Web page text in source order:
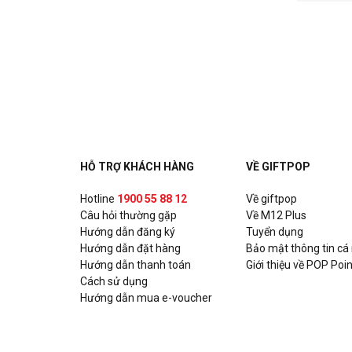
HỖ TRỢ KHÁCH HÀNG
Hotline 1900 55 88 12
Câu hỏi thường gặp
Hướng dẫn đăng ký
Hướng dẫn đặt hàng
Hướng dẫn thanh toán
Cách sử dụng
Hướng dẫn mua e-voucher
VỀ GIFTPOP
Về giftpop
Về M12 Plus
Tuyển dụng
Bảo mật thông tin cá
Giới thiệu về POP